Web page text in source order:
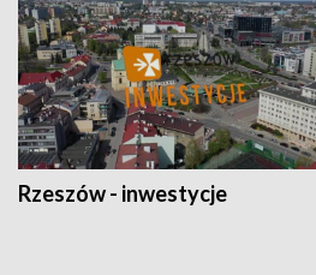
Rzeszów - inwestycje